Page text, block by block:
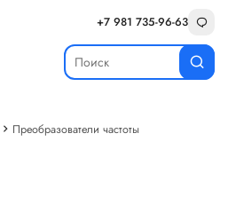
+7 981 735-96-63
Преобразователи частоты